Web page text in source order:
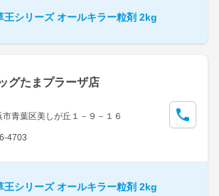
王シリーズ オールキラー粒剤 2kg
グたまプラーザ店
青葉区美しが丘１－９－１６
4703
王シリーズ オールキラー粒剤 2kg